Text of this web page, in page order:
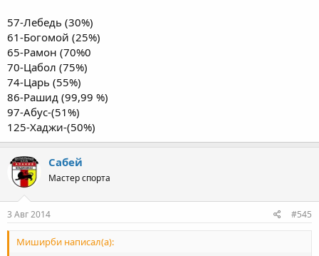
57-Лебедь (30%)
61-Богомой (25%)
65-Рамон (70%0
70-Цабол (75%)
74-Царь (55%)
86-Рашид (99,99 %)
97-Абус-(51%)
125-Хаджи-(50%)
Сабей
Мастер спорта
3 Авг 2014 #545
Миширби написал(а):